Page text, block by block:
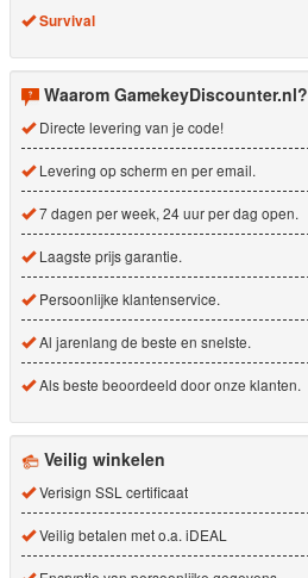
Survival
Waarom GamekeyDiscounter.nl?
Directe levering van je code!
Levering op scherm en per email.
7 dagen per week, 24 uur per dag open.
Laagste prijs garantie.
Persoonlijke klantenservice.
Al jarenlang de beste en snelste.
Als beste beoordeeld door onze klanten.
Veilig winkelen
Verisign SSL certificaat
Veilig betalen met o.a. iDEAL